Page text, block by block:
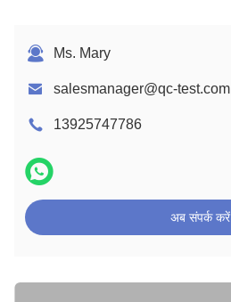
Ms. Mary
salesmanager@qc-test.com
13925747786
अब संपर्क करें